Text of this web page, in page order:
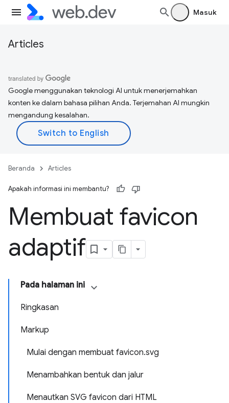
Masuk
Articles
Google menggunakan teknologi AI untuk menerjemahkan
konten ke dalam bahasa pilihan Anda. Terjemahan AI mungkin
mengandung kesalahan.
Beranda Articles
Apakah informasi ini membantu?
Membuat favicon
adaptif
Pada halaman ini
Ringkasan
Markup
Mulai dengan membuat favicon.svg
Menambahkan bentuk dan jalur
Menautkan SVG favicon dari HTML